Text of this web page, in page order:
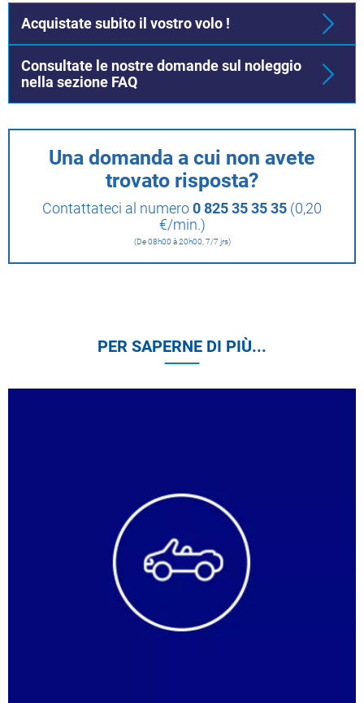
Acquistate subito il vostro volo !
Consultate le nostre domande sul noleggio
nella sezione FAQ
Una domanda a cui non avete
trovato risposta?
Contattateci al numero0 825 35 35 35 (0,20
€/min.)
(De 08h00 à 20h00, 7/7 jrs)
PER SAPERNE DI PIÙ...